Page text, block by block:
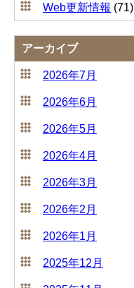
Web更新情報 (71)
アーカイブ
2026年7月
2026年6月
2026年5月
2026年4月
2026年3月
2026年2月
2026年1月
2025年12月